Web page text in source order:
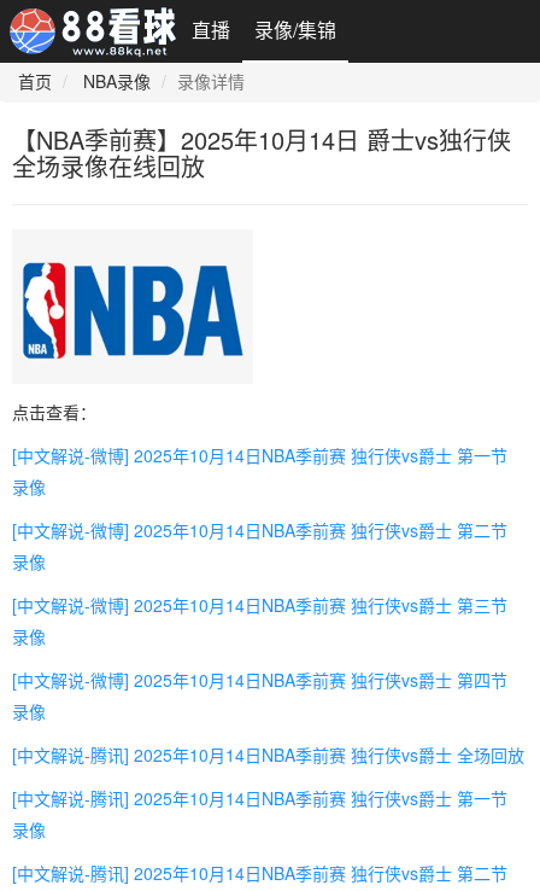
直播 录像/集锦
首页 NBA录像 录像详情
【NBA季前赛】2025年10月14日 爵士vs独行侠
全场录像在线回放
点击查看：
[中文解说-微博] 2025年10月14日NBA季前赛 独行侠vs爵士 第一节
录像
[中文解说-微博] 2025年10月14日NBA季前赛 独行侠vs爵士 第二节
录像
[中文解说-微博] 2025年10月14日NBA季前赛 独行侠vs爵士 第三节
录像
[中文解说-微博] 2025年10月14日NBA季前赛 独行侠vs爵士 第四节
录像
[中文解说-腾讯] 2025年10月14日NBA季前赛 独行侠vs爵士 全场回放
[中文解说-腾讯] 2025年10月14日NBA季前赛 独行侠vs爵士 第一节
录像
[中文解说-腾讯] 2025年10月14日NBA季前赛 独行侠vs爵士 第二节